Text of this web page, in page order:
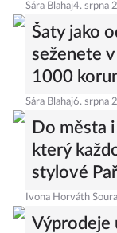
Sára Blahaj4. srpna
Šaty jako
seženete
1000
Sára Blahaj6. srpna
Do města
který
stylové
Ivona Horváth
Výprodeje